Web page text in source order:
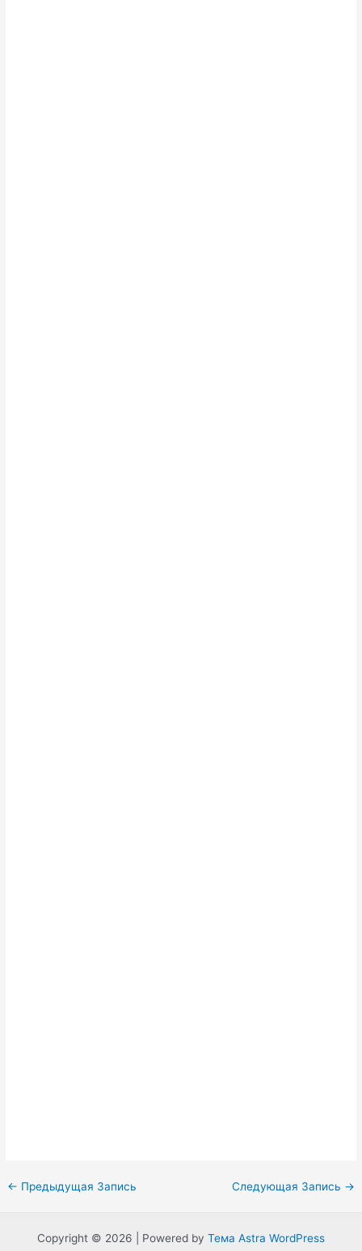
Навигация
← Предыдущая Запись Следующая Запись →
Copyright © 2026 | Powered by Тема Astra WordPress